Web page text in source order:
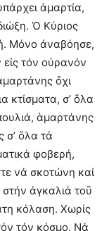
ἁμαρτία,
Ὁ Κύριος
Μόνο ἀναβόησε,
τόν οὐρανόν
ὄχι
κτίσματα, σ’ ὅλα
ἁμαρτάνης
σ’ ὅλα τά
φοβερή,
νά σκοτώνη καί
ἀγκαλιά τοῦ
κόλαση. Χωρίς
τόν κόσμο. Νά